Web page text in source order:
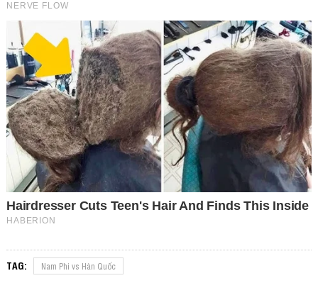
TAG: Nam Phi vs Hàn Quốc